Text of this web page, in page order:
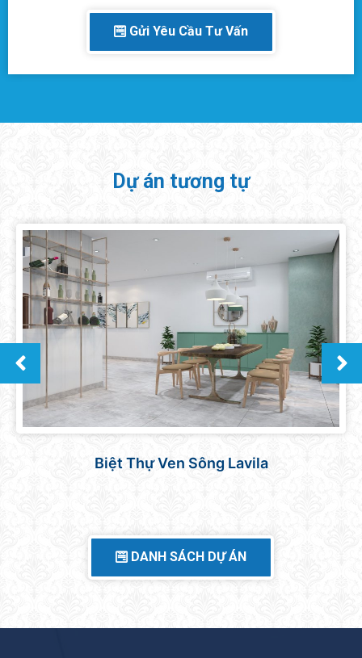
Gửi Yêu Cầu Tư Vấn
Dự án tương tự
Căn hộ Sunrise Central
DANH SÁCH DỰ ÁN